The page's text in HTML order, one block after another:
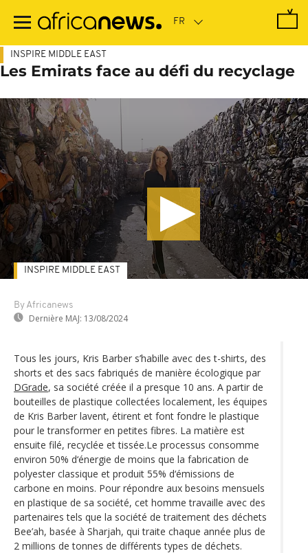
contenu
INSPIRE MIDDLE EAST
Les Emirats face au défi du recyclage
By Africanews
Dernière MAJ: 13/08/2024
INSPIRE MIDDLE EAST
Tous les jours, Kris Barber s’habille avec des t-shirts, des
shorts et des sacs fabriqués de manière écologique par
DGrade, sa société créée il a presque 10 ans. A partir de
bouteilles de plastique collectées localement, les équipes
de Kris Barber lavent, étirent et font fondre le plastique
pour le transformer en petites fibres. La matière est
ensuite filé, recyclée et tissée.Le processus consomme
environ 50% d‘énergie de moins que la fabrication de
polyester classique et produit 55% d‘émissions de
carbone en moins. Pour répondre aux besoins mensuels
en plastique de sa société, cet homme travaille avec des
partenaires tels que la société de traitement des déchets
Bee’ah, basée à Sharjah, qui traite chaque année plus de
2 millions de tonnes de différents types de déchets.